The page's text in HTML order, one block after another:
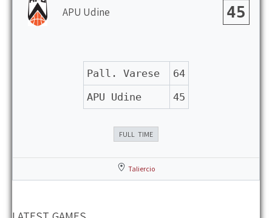
APU Udine 45
Pall. Varese
64
APU Udine
45
FULL TIME
Taliercio